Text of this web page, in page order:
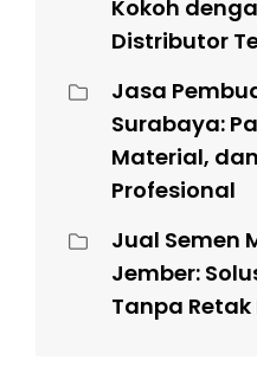
Kokoh
Distributor
Jasa
Surabaya:
Material,
Profesional
Jual Semen
Jember:
Tanpa